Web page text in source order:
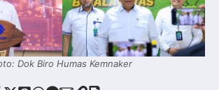
Dok Biro Humas Kemnaker